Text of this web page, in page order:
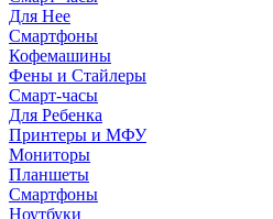
Для Нее
Смартфоны
Кофемашины
Фены и Стайлеры
Смарт-часы
Для Ребенка
Принтеры и МФУ
Мониторы
Планшеты
Смартфоны
Ноутбуки